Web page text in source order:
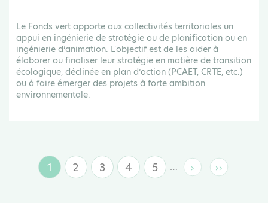
Le Fonds vert apporte aux collectivités territoriales un
appui en ingénierie de stratégie ou de planification ou en
ingénierie d’animation. L'objectif est de les aider à
élaborer ou finaliser leur stratégie en matière de transition
écologique, déclinée en plan d’action (PCAET, CRTE, etc.)
ou à faire émerger des projets à forte ambition
environnementale.
Page
1 Page
2 Page
3 Page
4 Page
5 …
Page
›
Dernière
››